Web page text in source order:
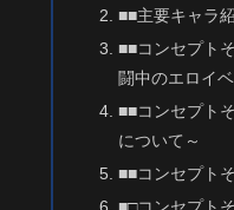
■■主要キャラ
■■コンセプト
闘中のエロイ
■■コンセプト
について～
■■コンセプト
■□コンセプト